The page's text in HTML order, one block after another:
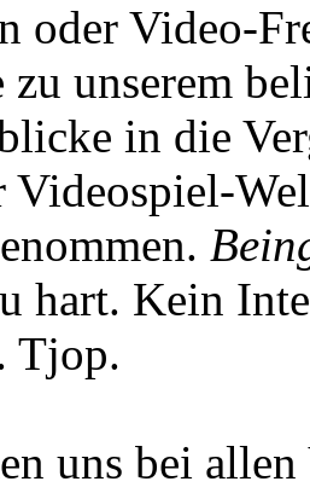
oder Video-
zu unserem
in die
hart. Kein
Tjop.
uns bei